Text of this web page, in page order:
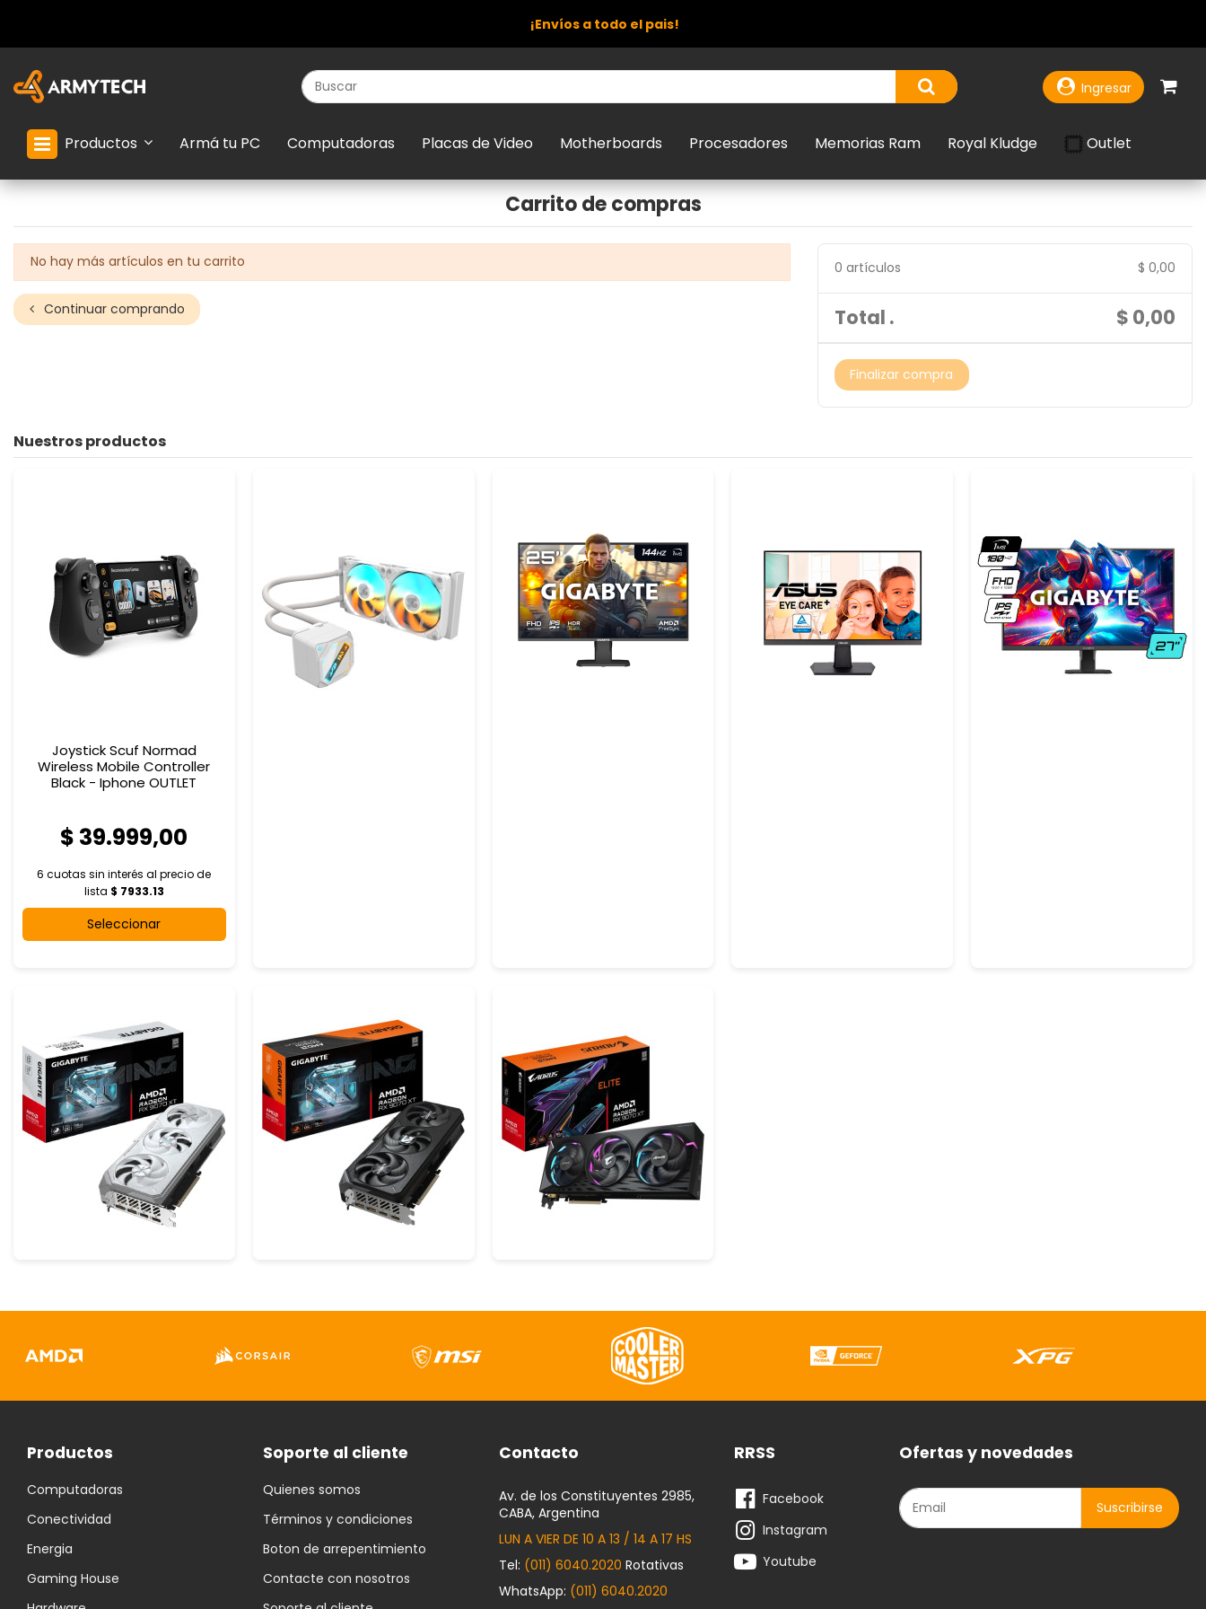
¡Envíos a todo el pais!
Ingresar
Productos Armá tu PC Computadoras Placas de Video Motherboards Procesadores Memorias Ram Royal Kludge Outlet
Carrito de compras
No hay más artículos en tu carrito
Continuar comprando
0 artículos $ 0,00
Total . $ 0,00
Finalizar compra
Nuestros productos
Joystick Scuf Normad
Wireless Mobile Controller
Black - Iphone OUTLET
$ 39.999,00
6 cuotas sin interés alprecio de
lista $ 7933.13
Seleccionar
Productos
Computadoras
Conectividad
Energia
Gaming House
Soporte al cliente
Quienes somos
Términos y condiciones
Boton de arrepentimiento
Contacte con nosotros
Contacto
Av. de los Constituyentes 2985,
CABA, Argentina
LUN A VIER DE 10 A 13 / 14 A 17 HS
Tel: (011) 6040.2020 Rotativas
WhatsApp: (011) 6040.2020
RRSS
Facebook
Instagram
Youtube
Ofertas y novedades